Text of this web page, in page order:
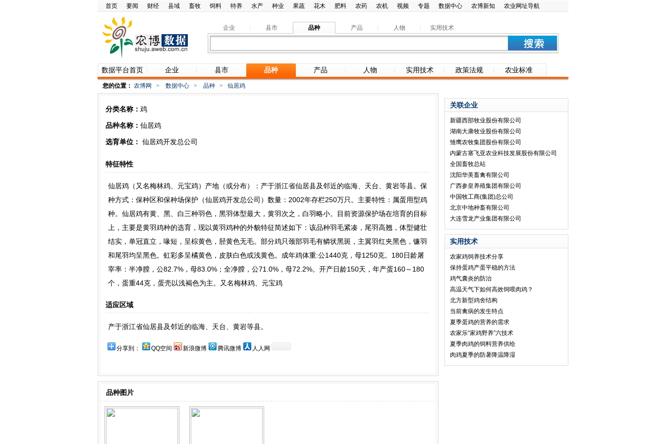
首页 要闻 财经 县域 畜牧 饲料 特养 水产 种业 果蔬 花木 肥料 农药 农机 视频 专题 数据中心 农博新知 农业网址导航
企业 县市 品种 产品 人物 实用技术
数据平台首页 企业 县市 品种 产品 人物 实用技术 政策法规 农业标准
您的位置： 农博网 > 数据中心 > 品种 > 仙居鸡
分类名称： 鸡
品种名称： 仙居鸡
选育单位： 仙居鸡开发总公司
特征特性
仙居鸡（又名梅林鸡、元宝鸡）产地（或分布）：产于浙江省仙居县及邻近的临海、天台、黄岩等县。保
种方式：保种区和保种场保护（仙居鸡开发总公司）数量：2002年存栏250万只。主要特性：属蛋用型鸡
种。仙居鸡有黄、黑、白三种羽色，黑羽体型最大，黄羽次之，白羽略小。目前资源保护场在培育的目标
上，主要是黄羽鸡种的选育，现以黄羽鸡种的外貌特征简述如下：该品种羽毛紧凑，尾羽高翘，体型健壮
结实，单冠直立，喙短，呈棕黄色，胫黄色无毛。部分鸡只颈部羽毛有鳞状黑斑，主翼羽红夹黑色，镰羽
和尾羽均呈黑色。虹彩多呈橘黄色，皮肤白色或浅黄色。成年鸡体重:公1440克，母1250克。180日龄屠
宰率：半净膛，公82.7%，母83.0%；全净膛，公71.0%，母72.2%。开产日龄150天，年产蛋160～180
个，蛋重44克，蛋壳以浅褐色为主。又名梅林鸡、元宝鸡
适应区域
产于浙江省仙居县及邻近的临海、天台、黄岩等县。
分享到： QQ空间 新浪微博 腾讯微博 人人网
品种图片
关联企业
新疆西部牧业股份有限公司
湖南大康牧业股份有限公司
雏鹰农牧集团股份有限公司
内蒙古塞飞亚农业科技发展股份有限公司
全国畜牧总站
沈阳华美畜禽有限公司
广西参皇养殖集团有限公司
中国牧工商(集团)总公司
北京中地种畜有限公司
大连雪龙产业集团有限公司
实用技术
农家鸡饲养技术分享
保持蛋鸡产蛋平稳的方法
鸡气囊炎的防治
高温天气下如何高效饲喂肉鸡？
北方新型鸡舍结构
当前禽病的发生特点
夏季蛋鸡的营养的需求
农家乐“家鸡野养”六技术
夏季肉鸡的饲料营养供给
肉鸡夏季的防暑降温降湿